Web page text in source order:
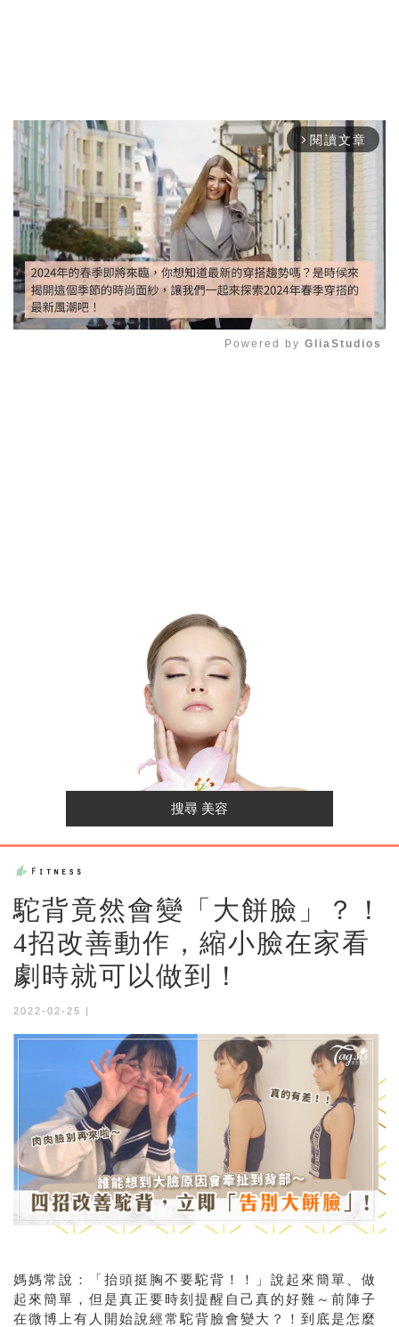
arrow_forward_ios 閱讀文章
Powered by GliaStudios
駝背竟然會變「大餅臉」？！
4招改善動作，縮小臉在家看
劇時就可以做到！
2022-02-25 |
媽媽常說：「抬頭挺胸不要駝背！！」說起來簡單、做
起來簡單，但是真正要時刻提醒自己真的好難～前陣子
在微博上有人開始說經常駝背臉會變大？！到底是怎麼